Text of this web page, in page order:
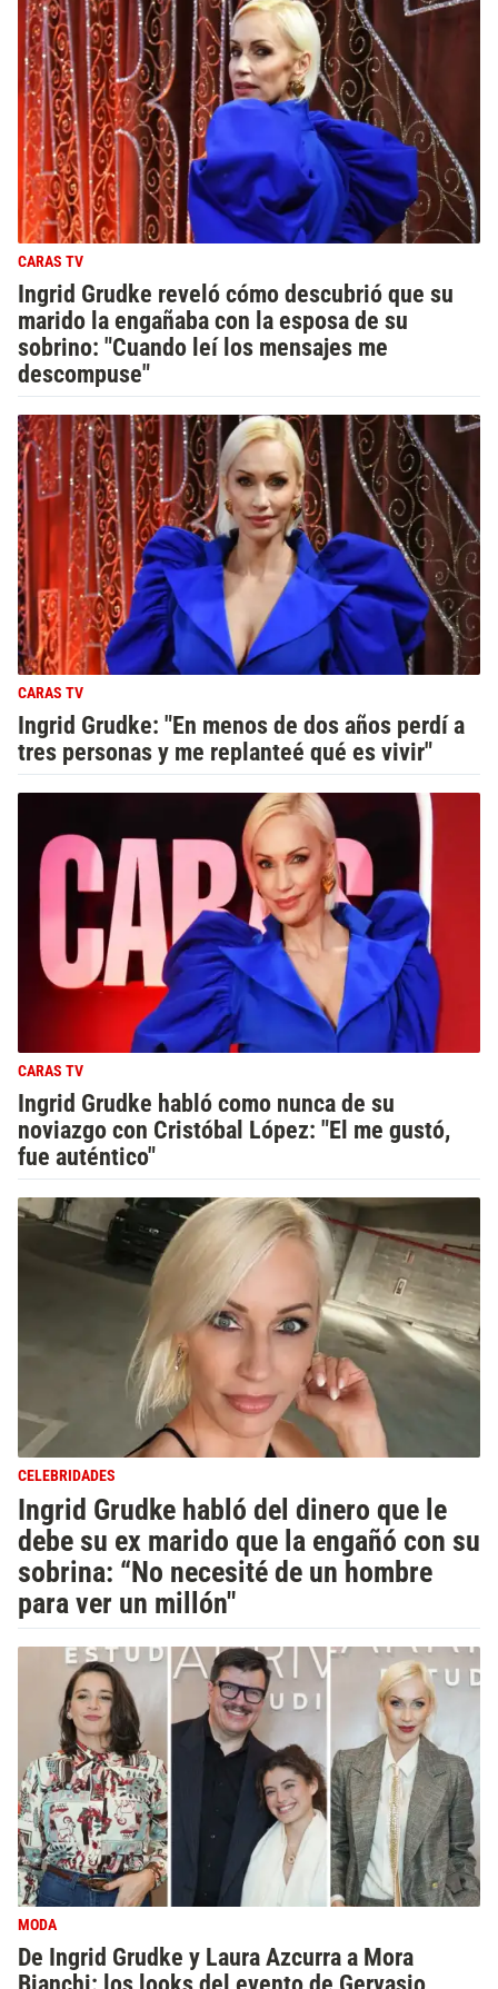
CARAS TV
Ingrid Grudke reveló cómo descubrió que su
marido la engañaba con la esposa de su
sobrino: "Cuando leí los mensajes me
descompuse"
CARAS TV
Ingrid Grudke: "En menos de dos años perdí a
tres personas y me replanteé qué es vivir"
CARAS TV
Ingrid Grudke habló como nunca de su
noviazgo con Cristóbal López: "El me gustó,
fue auténtico"
CELEBRIDADES
Ingrid Grudke habló del dinero que le
debe su ex marido que la engañó con su
sobrina: “No necesité de un hombre
para ver un millón"
MODA
De Ingrid Grudke y Laura Azcurra a Mora